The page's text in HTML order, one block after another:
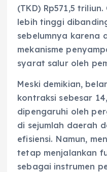
(TKD) Rp571,5
lebih tinggi
sebelumnya karena
mekanisme
syarat salur oleh
Meski demikian,
kontraksi sebesar
dipengaruhi oleh
di sejumlah daerah
efisiensi. Namun,
tetap menjalankan
sebagai instrumen